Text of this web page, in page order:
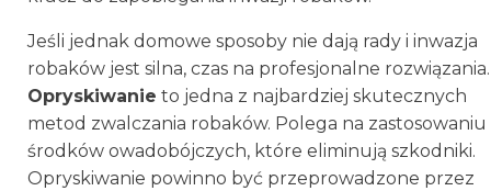
Jeśli jednak domowe sposoby nie dają rady i inwazja
robaków jest silna, czas na profesjonalne rozwiązania.
Opryskiwanie to jedna z najbardziej skutecznych
metod zwalczania robaków. Polega na zastosowaniu
środków owadobójczych, które eliminują szkodniki.
Opryskiwanie powinno być przeprowadzone przez